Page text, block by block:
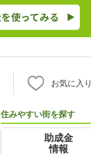
お気に入り
住みやすい街を探す
助成金
情報